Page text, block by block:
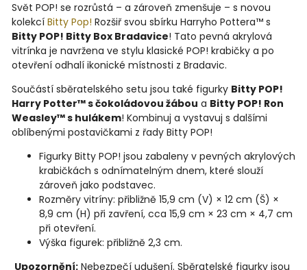
Svět POP! se rozrůstá – a zároveň zmenšuje – s novou
kolekcí Bitty Pop! Rozšiř svou sbírku Harryho Pottera™ s
Bitty POP! Bitty Box Bradavice! Tato pevná akrylová
vitrínka je navržena ve stylu klasické POP! krabičky a po
otevření odhalí ikonické místnosti z Bradavic.
Součástí sběratelského setu jsou také figurky Bitty POP!
Harry Potter™ s čokoládovou žábou a Bitty POP! Ron
Weasley™ s hulákem! Kombinuj a vystavuj s dalšími
oblíbenými postavičkami z řady Bitty POP!
Figurky Bitty POP! jsou zabaleny v pevných akrylových
krabičkách s odnímatelným dnem, které slouží
zároveň jako podstavec.
Rozměry vitríny: přibližně 15,9 cm (V) × 12 cm (Š) ×
8,9 cm (H) při zavření, cca 15,9 cm × 23 cm × 4,7 cm
při otevření.
Výška figurek: přibližně 2,3 cm.
Upozornění: Nebezpečí udušení. Sběratelské figurky jsou